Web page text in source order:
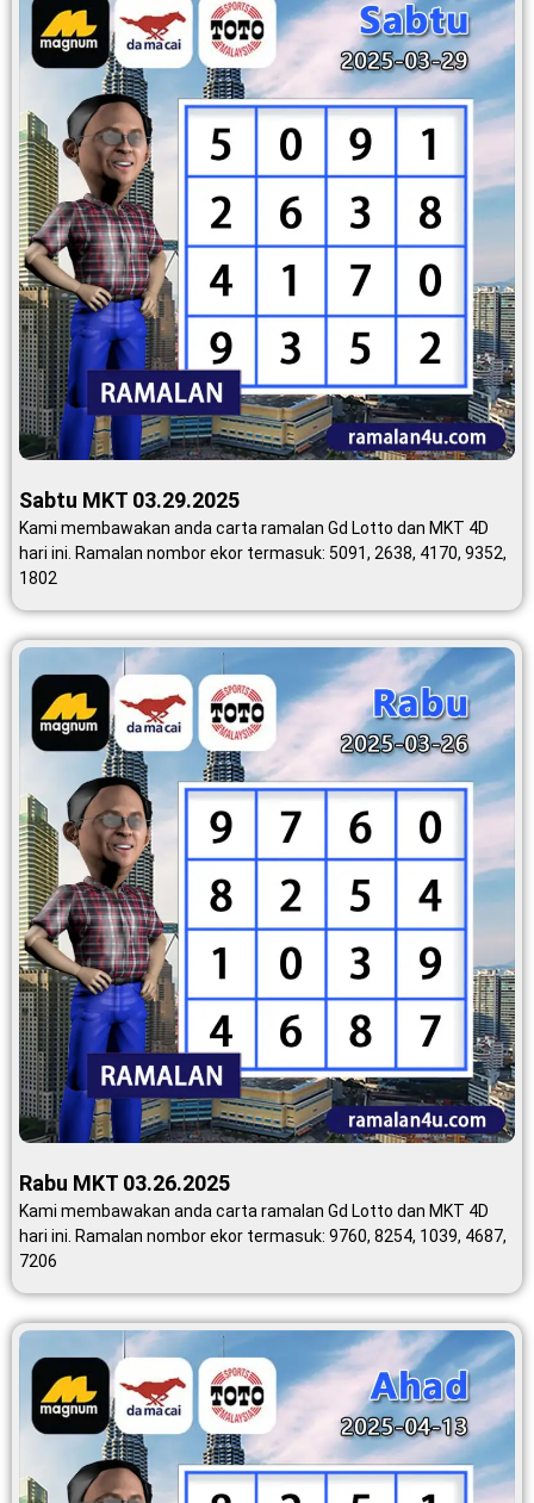
Sabtu MKT 03.29.2025
Kami membawakan anda carta ramalan Gd Lotto dan MKT 4D
hari ini. Ramalan nombor ekor termasuk: 5091, 2638, 4170, 9352,
1802
Rabu MKT 03.26.2025
Kami membawakan anda carta ramalan Gd Lotto dan MKT 4D
hari ini. Ramalan nombor ekor termasuk: 9760, 8254, 1039, 4687,
7206